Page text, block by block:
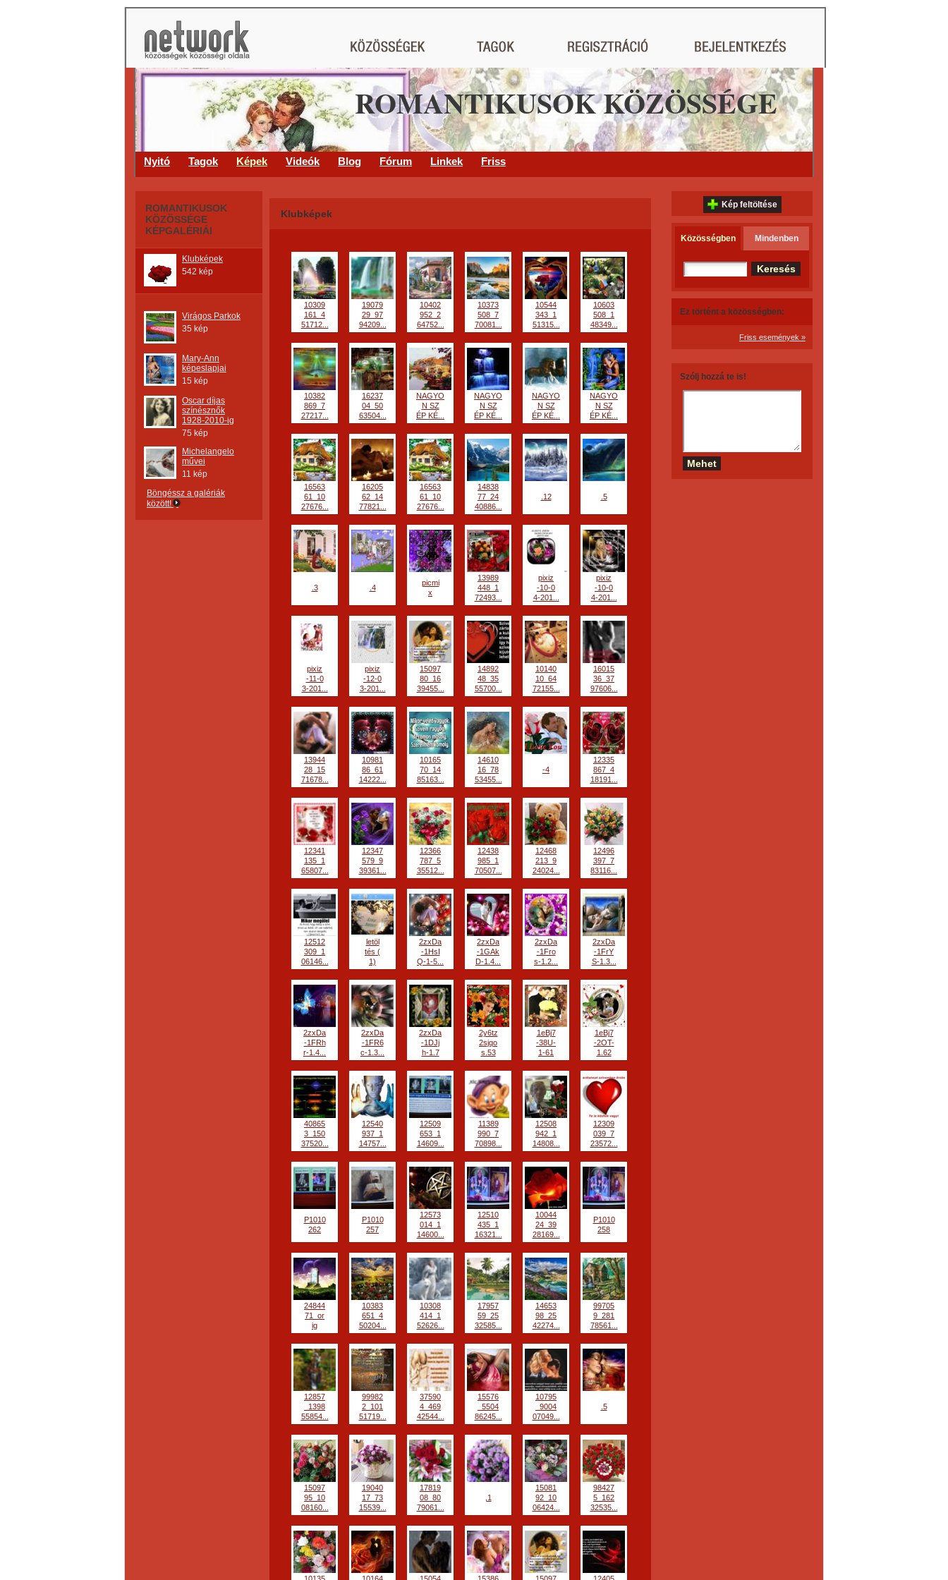
ROMANTIKUSOK KÖZÖSSÉGE
Nyitó Tagok Képek Videók Blog Fórum Linkek Friss
ROMANTIKUSOK
KÖZÖSSÉGE
KÉPGALÉRIÁI
Klubképek
542 kép
Virágos Parkok
35 kép
Mary-Ann
képeslapjai
15 kép
Oscar díjas
színésznők
1928-2010-ig
75 kép
Michelangelo
művei
11 kép
Böngéssz a galériák
között!
Klubképek
10309
161_4
51712...
19079
29_97
94209...
10402
952_2
64752...
10373
508_7
70081...
10544
343_1
51315...
10603
508_1
48349...
10382
869_7
27217...
16237
04_50
63504...
NAGYO
N SZ
ÉP KÉ...
NAGYO
N SZ
ÉP KÉ...
NAGYO
N SZ
ÉP KÉ...
NAGYO
N SZ
ÉP KÉ...
16563
61_10
27676...
16205
62_14
77821...
16563
61_10
27676...
14838
77_24
40886...
.12 .5
.3 .4
picmi
x
13989
448_1
72493...
pixiz
-10-0
4-201...
pixiz
-10-0
4-201...
pixiz
-11-0
3-201...
pixiz
-12-0
3-201...
15097
80_16
39455...
14892
48_35
55700...
10140
10_64
72155...
16015
36_37
97606...
13944
28_15
71678...
10981
86_61
14222...
10165
70_14
85163...
14610
16_78
53455...
-4
12335
867_4
18191...
12341
135_1
65807...
12347
579_9
39361...
12366
787_5
35512...
12438
985_1
70507...
12468
213_9
24024...
12496
397_7
83116...
12512
309_1
06146...
letöl
tés (
1)
2zxDa
-1HsI
Q-1-5...
2zxDa
-1GAk
D-1.4...
2zxDa
-1Fro
s-1.2...
2zxDa
-1FrY
S-1.3...
2zxDa
-1FRh
r-1.4...
2zxDa
-1FR6
c-1.3...
2zxDa
-1DJj
h-1.7
2y6tz
2sjqo
s.53
1eBj7
-38U-
1-61
1eBj7
-2OT-
1.62
40865
3_150
37520...
12540
937_1
14757...
12509
653_1
14609...
11389
990_7
70898...
12508
942_1
14808...
12309
039_7
23572...
P1010
262
P1010
257
12573
014_1
14600...
12510
435_1
16321...
10044
24_39
28169...
P1010
258
24844
71_or
ig
10383
651_4
50204...
10308
414_1
52626...
17957
59_25
32585...
14653
98_25
42274...
99705
9_281
78561...
12857
_1398
55854...
99982
2_101
51719...
37590
4_469
42544...
15576
_5504
86245...
10795
_9004
07049...
.5
15097
95_10
08160...
19040
17_73
15539...
17819
08_80
79061...
,1
15081
92_10
06424...
98427
5_162
32535...
Kép feltöltése
Közösségben Mindenben
Ez történt a közösségben:
Friss események »
Szólj hozzá te is!